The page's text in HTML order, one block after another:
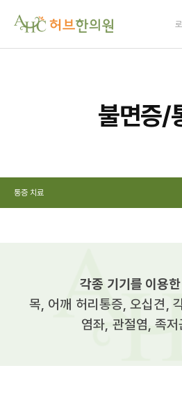
불면증/
통증 치료
각종 기기를 이용
목, 어깨 허리통증, 오십견,
염좌, 관절염, 족